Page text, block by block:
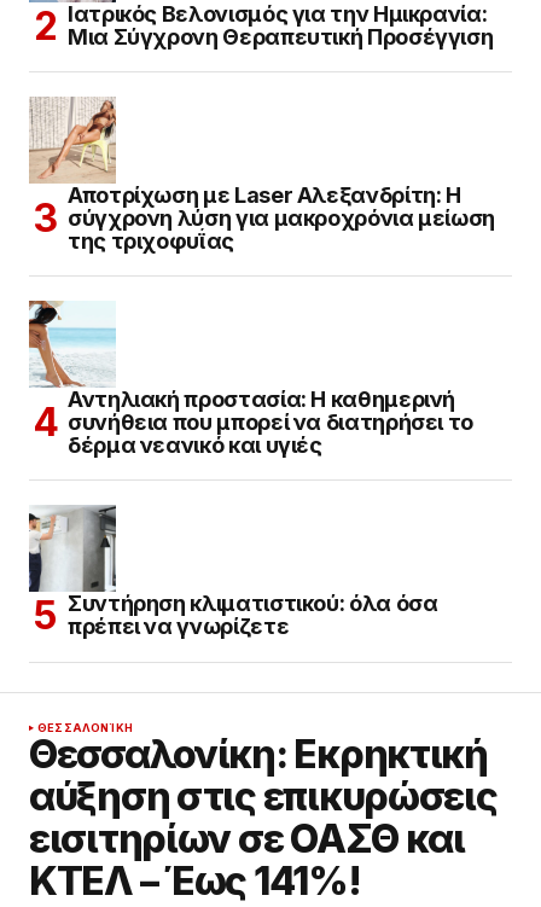
Ιατρικός Βελονισμός για την Ημικρανία:
Μια Σύγχρονη Θεραπευτική Προσέγγιση
Αποτρίχωση με Laser Αλεξανδρίτη: Η
σύγχρονη λύση για μακροχρόνια μείωση
της τριχοφυΐας
Αντηλιακή προστασία: Η καθημερινή
συνήθεια που μπορεί να διατηρήσει το
δέρμα νεανικό και υγιές
Συντήρηση κλιματιστικού: όλα όσα
πρέπει να γνωρίζετε
ΘΕΣΣΑΛΟΝΊΚΗ
Θεσσαλονίκη: Εκρηκτική
αύξηση στις επικυρώσεις
εισιτηρίων σε ΟΑΣΘ και
ΚΤΕΛ – Έως 141%!